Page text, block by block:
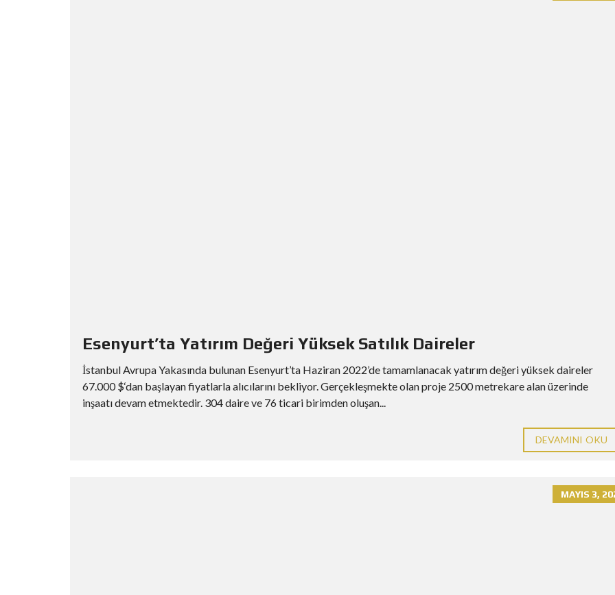
Esenyurt’ta Yatırım Değeri Yüksek Satılık Daireler
İstanbul Avrupa Yakasında bulunan Esenyurt’ta Haziran 2022’de tamamlanacak yatırım değeri yüksek daireler
67.000 $‘dan başlayan fiyatlarla alıcılarını bekliyor. Gerçekleşmekte olan proje 2500 metrekare alan üzerinde
inşaatı devam etmektedir. 304 daire ve 76 ticari birimden oluşan...
DEVAMINI OKU
MAYIS 3,